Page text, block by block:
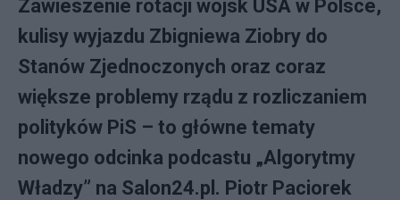
Zawieszenie rotacji wojsk USA w Polsce,
kulisy wyjazdu Zbigniewa Ziobry do
Stanów Zjednoczonych oraz coraz
większe problemy rządu z rozliczaniem
polityków PiS – to główne tematy
nowego odcinka podcastu „Algorytmy
Władzy” na Salon24.pl. Piotr Paciorek